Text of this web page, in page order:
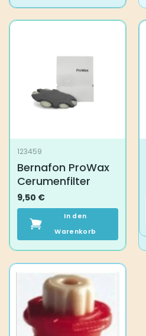
123459
Bernafon ProWax
Cerumenfilter
9,50 €
In den
Warenkorb